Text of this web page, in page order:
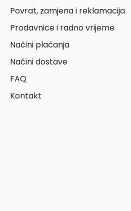
Povrat, zamjena i reklamacija
Prodavnice i radno vrijeme
Načini plaćanja
Načini dostave
FAQ
Kontakt